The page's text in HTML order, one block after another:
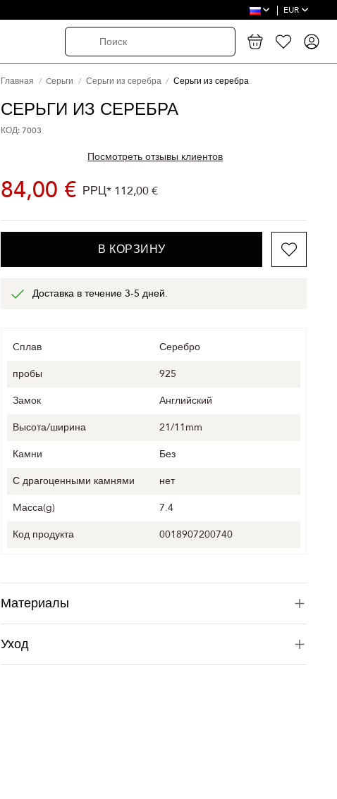
EUR
Главная Cерьги Серьги из серебра Серьги из серебра
СЕРЬГИ ИЗ СЕРЕБРА
КОД: 7003
Посмотреть отзывы клиентов
84,00 € РРЦ* 112,00 €
В КОРЗИНУ
Доставка в течение 3-5 дней.
Cплав
Серебро
пробы
925
Замок
Английский
Высота/ширина
21/11mm
Камни
Без
С драгоценными камнями
нет
Mасса(g)
7.4
Код продукта
0018907200740
Материалы
Уход